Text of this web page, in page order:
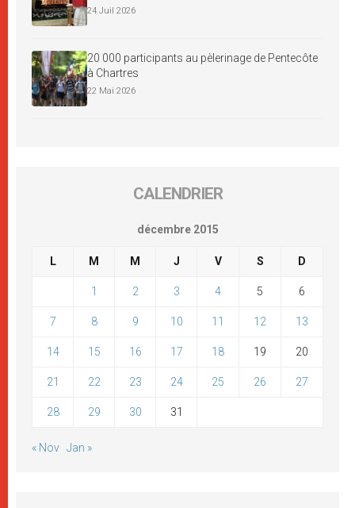
24 Juil 2026
20 000 participants au pèlerinage de Pentecôte
à Chartres
22 Mai 2026
CALENDRIER
décembre 2015
L M M J V S D
1 2 3 4 5 6
7 8 9 10 11 12 13
14 15 16 17 18 19 20
21 22 23 24 25 26 27
28 29 30 31
« Nov Jan »